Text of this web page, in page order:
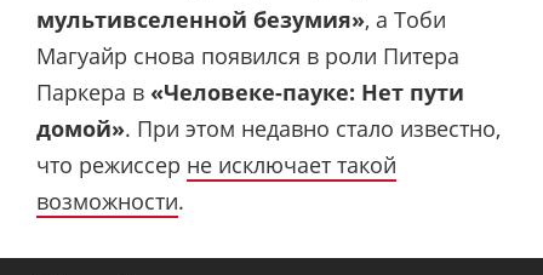
мультивселенной безумия», а Тоби
Магуайр снова появился в роли Питера
Паркера в «Человеке-пауке: Нет пути
домой». При этом недавно стало известно,
что режиссер не исключает такой
возможности.